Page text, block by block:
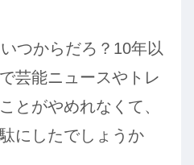
つからだろ？10年以
芸能ニュースやトレ
とがやめれなくて、
にしたでしょうか